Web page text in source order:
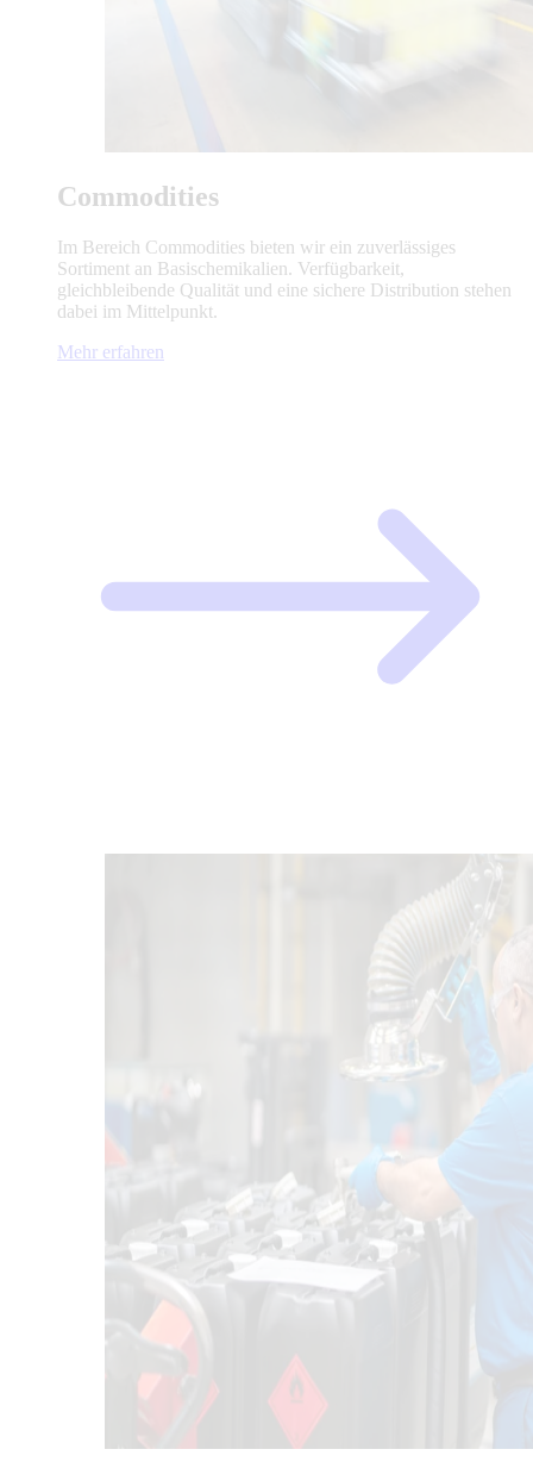
Commodities
Im Bereich Commodities bieten wir ein zuverlässiges
Sortiment an Basischemikalien. Verfügbarkeit,
gleichbleibende Qualität und eine sichere Distribution stehen
dabei im Mittelpunkt.
Mehr erfahren